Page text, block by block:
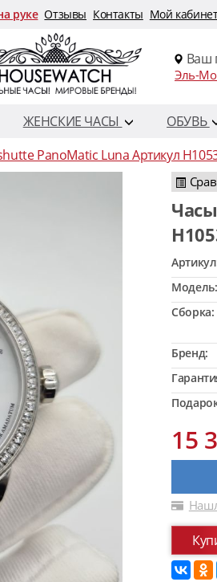
руке Отзывы Контакты Мой
Ваш
Эль-
ЖЕНСКИЕ ЧАСЫ ОБУВЬ
PanoMatic Luna Артикул
Часы Glashutte PanoMatic Luna Артикул
Модель:
Сборка:
Бренд:
15